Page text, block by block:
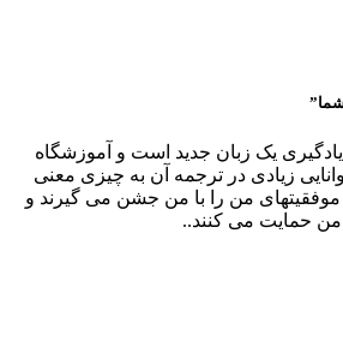
یک زبان جدید است و آموزشگاه
زیادی در ترجمه آن به چیزی معنی
موفقیتهای من را با من جشن می گیرند و
حمایت می کنند..